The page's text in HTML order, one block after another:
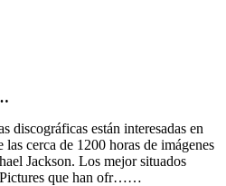
discográficas están interesadas en
las cerca de 1200 horas de imágenes
Jackson. Los mejor situados
Pictures que han ofr……